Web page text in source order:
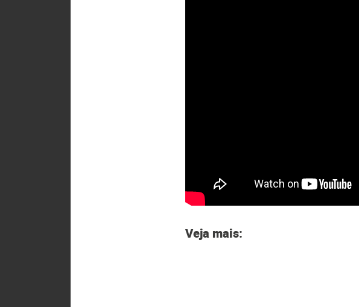
Veja mais: